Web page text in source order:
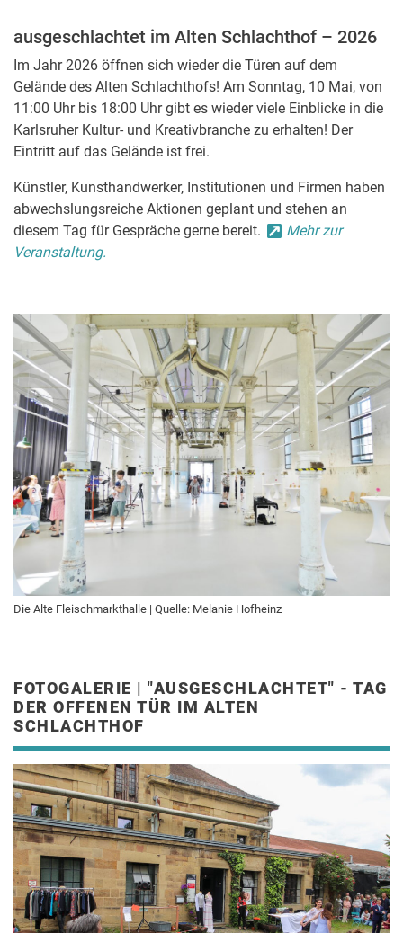
ausgeschlachtet im Alten Schlachthof – 2026
Im Jahr 2026 öffnen sich wieder die Türen auf dem
Gelände des Alten Schlachthofs! Am Sonntag, 10 Mai, von
11:00 Uhr bis 18:00 Uhr gibt es wieder viele Einblicke in die
Karlsruher Kultur- und Kreativbranche zu erhalten! Der
Eintritt auf das Gelände ist frei.
Künstler, Kunsthandwerker, Institutionen und Firmen haben
abwechslungsreiche Aktionen geplant und stehen an
diesem Tag für Gespräche gerne bereit.
Mehr zur
Veranstaltung.
Die Alte Fleischmarkthalle | Quelle: Melanie Hofheinz
FOTOGALERIE | "AUSGESCHLACHTET" - TAG
DER OFFENEN TÜR IM ALTEN
SCHLACHTHOF